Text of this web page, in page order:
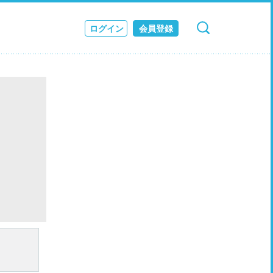
ログイン 会員登録
検索 キャンセル